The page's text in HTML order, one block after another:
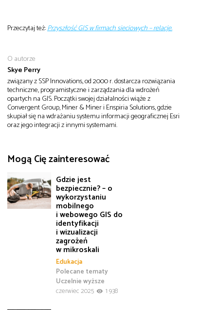
Przeczytaj też:Przyszłość GIS w firmach sieciowych – relacje.
O autorze
Skye Perry
związany z SSP Innovations, od 2000 r. dostarcza rozwiązania
techniczne, programistyczne i zarządzania dla wdrożeń
opartych na GIS. Początki swojej działalności wiąże z
Convergent Group, Miner & Miner i Enspiria Solutions, gdzie
skupiał się na wdrażaniu systemu informacji geograficznej Esri
oraz jego integracji z innymi systemami.
Mogą Cię zainteresować
Gdzie jest
bezpiecznie? – o
wykorzystaniu
mobilnego
i webowego GIS do
identyfikacji
i wizualizacji
zagrożeń
w mikroskali
Edukacja
Polecane tematy
Uczelnie wyższe
czerwiec 2025
1 938